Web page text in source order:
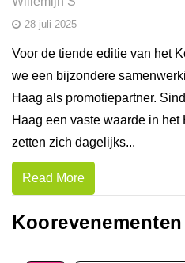
28 juli 2025
Voor de tiende editie van het
we een bijzondere
Haag als promotiepartner.
Haag een vaste waarde in
zetten zich dagelijks...
Read More
Koorevenementen